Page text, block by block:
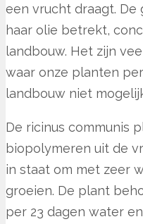
een vrucht draagt. De
haar olie betrekt,
landbouw. Het zijn
waar onze planten
landbouw niet
De ricinus communis
biopolymeren uit de
in staat om met zeer
groeien. De plant
per 23 dagen water